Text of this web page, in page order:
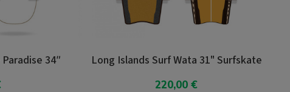
Long Islands Surf Wata 31" Surfskate Long Islands